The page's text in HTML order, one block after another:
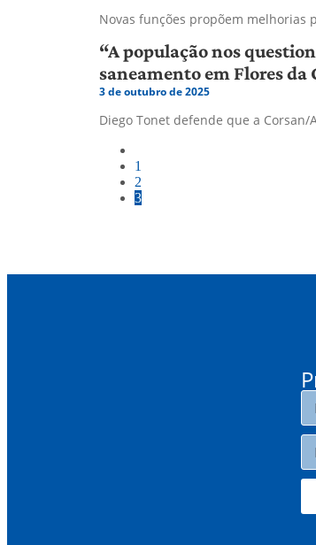
Novas funções propõem melhorias
“A população nos
saneamento em Flores da
3 de outubro de 2025
Diego Tonet defende que a
1
2
3